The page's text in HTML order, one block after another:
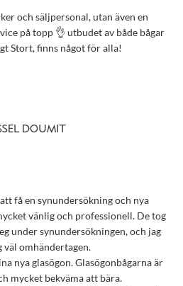
och säljpersonal, utan även en
på topp 👌 utbudet av både bågar
Stort, finns något för alla!
DOUMIT
få en synundersökning och nya
vänlig och professionell. De tog
under synundersökningen, och jag
väl omhändertagen.
nya glasögon. Glasögonbågarna är
mycket bekväma att bära.